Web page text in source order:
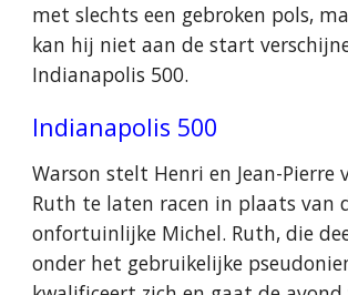
met slechts een gebroken pols,
kan hij niet aan de start
Indianapolis 500.
Indianapolis 500
Warson stelt Henri en Jean-Pierre
Ruth te laten racen in plaats van
onfortuinlijke Michel. Ruth, die
onder het gebruikelijke